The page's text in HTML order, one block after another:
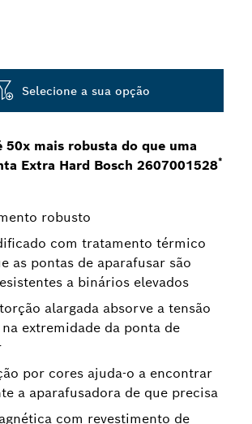
50x mais robusta do que uma
Extra Hard Bosch 2607001528*
robusto
com tratamento térmico
as pontas de aparafusar são
a binários elevados
alargada absorve a tensão
extremidade da ponta de
por cores ajuda-o a encontrar
a aparafusadora de que precisa
com revestimento de
Selecione a sua opção